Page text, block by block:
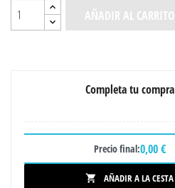
AÑADIR AL CARRITO
Completa tu compra
Precio final:0,00 €
 AÑADIR A LA CESTA